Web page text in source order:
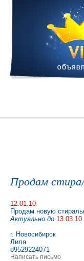
Продам
12.01.10
Продам новую
Актуально до 13.03.10
г. Новосибирск
Лиля
89529224071
Написать письмо